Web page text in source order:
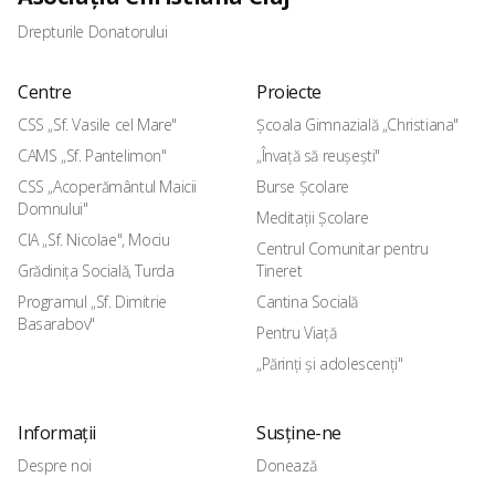
Drepturile Donatorului
Centre
CSS „Sf. Vasile cel Mare"
CAMS „Sf. Pantelimon"
CSS „Acoperământul Maicii
Domnului"
CIA „Sf. Nicolae", Mociu
Grădinița Socială, Turda
Programul „Sf. Dimitrie
Basarabov"
Proiecte
Școala Gimnazială „Christiana"
„Învață să reușești"
Burse Școlare
Meditații Școlare
Centrul Comunitar pentru
Tineret
Cantina Socială
Pentru Viață
„Părinți și adolescenți"
Informații
Despre noi
Susține-ne
Donează